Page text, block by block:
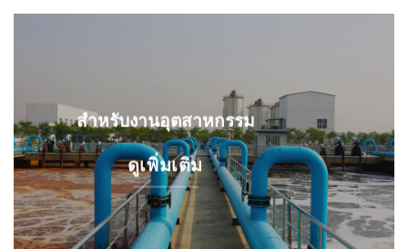
สำหรับงานอุตสาหกรรม
ดูเพิ่มเติม